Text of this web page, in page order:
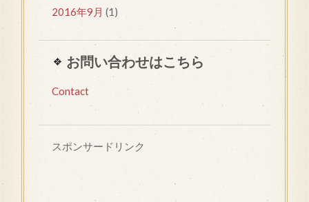
2016年9月 (1)
お問い合わせはこちら
Contact
スポンサードリンク